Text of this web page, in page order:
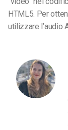
HTML5. Per
utilizzare l’audio